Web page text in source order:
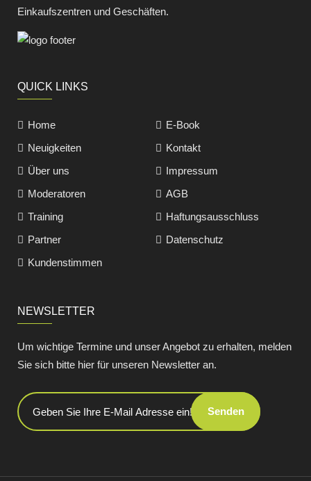
Einkaufszentren und Geschäften.
QUICK LINKS
Home
E-Book
Neuigkeiten
Kontakt
Über uns
Impressum
Moderatoren
AGB
Training
Haftungsausschluss
Partner
Datenschutz
Kundenstimmen
NEWSLETTER
Um wichtige Termine und unser Angebot zu erhalten, melden
Sie sich bitte hier für unseren Newsletter an.
Senden